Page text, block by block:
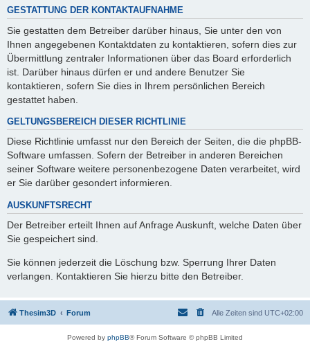
GESTATTUNG DER KONTAKTAUFNAHME
Sie gestatten dem Betreiber darüber hinaus, Sie unter den von
Ihnen angegebenen Kontaktdaten zu kontaktieren, sofern dies zur
Übermittlung zentraler Informationen über das Board erforderlich
ist. Darüber hinaus dürfen er und andere Benutzer Sie
kontaktieren, sofern Sie dies in Ihrem persönlichen Bereich
gestattet haben.
GELTUNGSBEREICH DIESER RICHTLINIE
Diese Richtlinie umfasst nur den Bereich der Seiten, die die phpBB-
Software umfassen. Sofern der Betreiber in anderen Bereichen
seiner Software weitere personenbezogene Daten verarbeitet, wird
er Sie darüber gesondert informieren.
AUSKUNFTSRECHT
Der Betreiber erteilt Ihnen auf Anfrage Auskunft, welche Daten über
Sie gespeichert sind.
Sie können jederzeit die Löschung bzw. Sperrung Ihrer Daten
verlangen. Kontaktieren Sie hierzu bitte den Betreiber.
Thesim3D Forum Alle Zeiten sind UTC+02:00
Powered by phpBB® Forum Software © phpBB Limited